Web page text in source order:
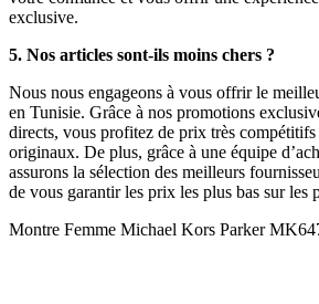
exclusive.
5. Nos articles sont-ils moins chers ?
Nous nous engageons à vous offrir le
en Tunisie. Grâce à nos promotions
directs, vous profitez de prix très
originaux. De plus, grâce à une équipe
assurons la sélection des meilleurs
de vous garantir les prix les plus bas sur les
Montre Femme Michael Kors Parker